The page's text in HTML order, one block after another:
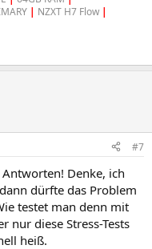
| NZXT H7 Flow |
#7
Denke, ich
dürfte das Problem
testet man denn mit
nur diese Stress-Tests
heiß.